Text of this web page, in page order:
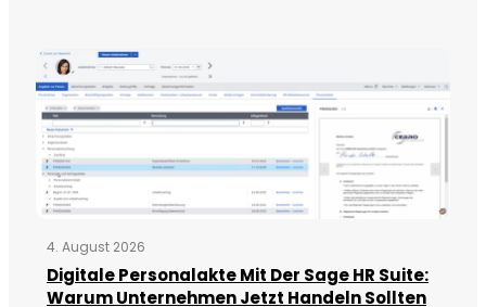
4. August 2026
Digitale Personalakte Mit Der Sage HR Suite:
Warum Unternehmen Jetzt Handeln Sollten